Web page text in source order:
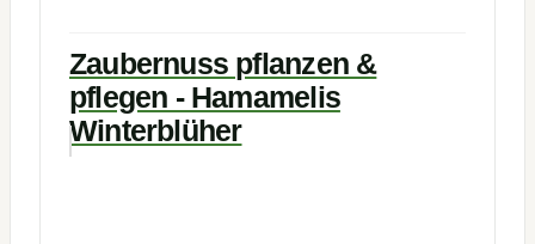
Zaubernuss pflanzen &
pflegen - Hamamelis
Winterblüher